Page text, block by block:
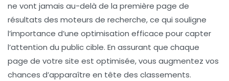
ne vont jamais au-delà de la première page de
résultats des moteurs de recherche, ce qui souligne
l’importance d’une optimisation efficace pour capter
l’attention du public cible. En assurant que chaque
page de votre site est optimisée, vous augmentez vos
chances d’apparaître en tête des classements.